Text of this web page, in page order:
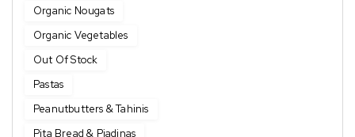
Organic Nougats
Organic Vegetables
Out Of Stock
Pastas
Peanutbutters & Tahinis
Pita Bread & Piadinas